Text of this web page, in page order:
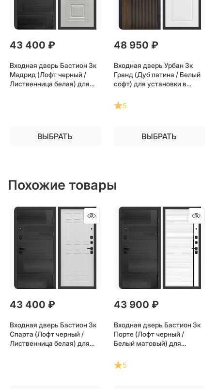
43 400 ₽
Входная дверь Бастион 3к
Мадрид (Лофт черный /
Лиственница белая) для
ВЫБРАТЬ
48 950 ₽
Входная дверь Урбан 3к
Гранд (Дуб патина / Белый
софт) для установки в
5
ВЫБРАТЬ
Похожие товары
43 400 ₽
Входная дверь Бастион 3к
Спарта (Лофт черный /
Лиственница белая) для
43 900 ₽
Входная дверь Бастион 3к
Порте (Лофт черный /
Белый матовый) для
5